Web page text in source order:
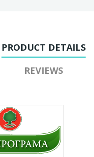
PRODUCT DETAILS
REVIEWS